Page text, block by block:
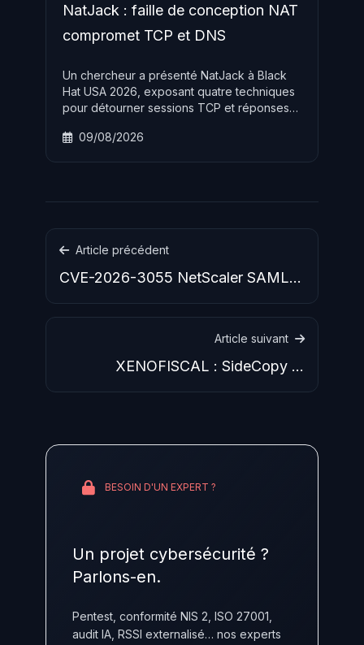
NatJack : faille de conception NAT
compromet TCP et DNS
Un chercheur a présenté NatJack à Black
Hat USA 2026, exposant quatre techniques
pour détourner sessions TCP et réponses
inhérentes aux tables de suivi NAT,
09/08/2026
Article précédent
CVE-2026-3055 NetScaler SAML :
exploitation massive Fortinet
Article suivant
XENOFISCAL : SideCopy et
XenoRAT ciblent les finances de
BESOIN D'UN EXPERT ?
Un projet cybersécurité ?
Parlons-en.
Pentest, conformité NIS 2, ISO 27001,
audit IA, RSSI externalisé… nos experts